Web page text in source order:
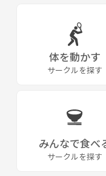
体を動かす
サークルを探す
みんなで食べ
サークルを探す